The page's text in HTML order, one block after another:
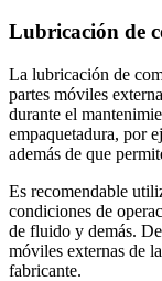
Lubricación de
La lubricación de
partes móviles
durante el
empaquetadura, por
además de que
Es recomendable
condiciones de
de fluido y demás.
móviles externas de
fabricante.